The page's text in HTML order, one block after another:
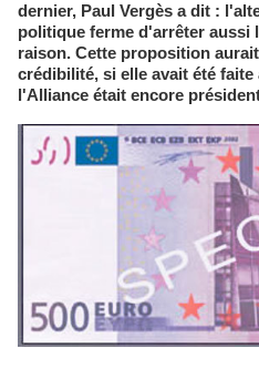
dernier, Paul Vergès a dit :
politique ferme d'arrêter aussi
raison. Cette proposition
crédibilité, si elle avait été
l'Alliance était encore